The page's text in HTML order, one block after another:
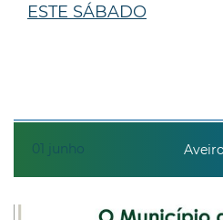
01 junho
ESTE SÁBADO
Aveiro